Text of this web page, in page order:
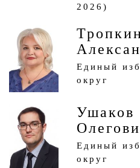
2026)
Единый
округ
Ушаков
Единый
округ